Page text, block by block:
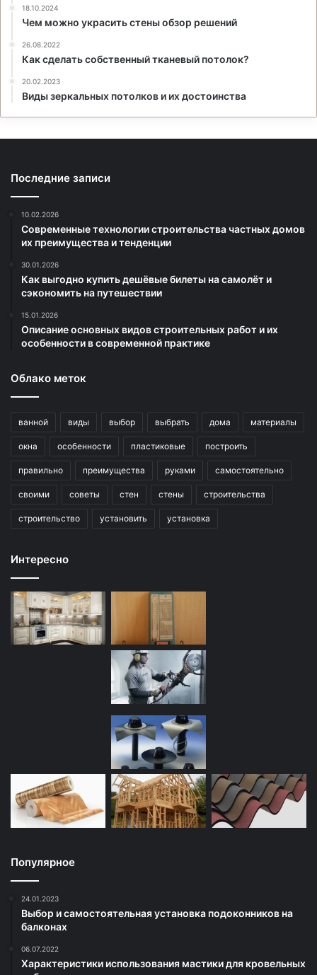
18.10.2024
Чем можно украсить стены обзор решений
26.08.2022
Как сделать собственный тканевый потолок?
20.02.2023
Виды зеркальных потолков и их достоинства
Последние записи
10.02.2026
Современные технологии строительства частных домов
их преимущества и тенденции
30.01.2026
Как выгодно купить дешёвые билеты на самолёт и
сэкономить на путешествии
15.01.2026
Описание основных видов строительных работ и их
особенности в современной практике
Облако меток
ванной виды выбор выбрать дома материалы
окна особенности пластиковые построить
правильно преимущества руками самостоятельно
своими советы стен стены строительства
строительство установить установка
Интересно
Популярное
24.01.2023
Выбор и самостоятельная установка подоконников на
балконах
06.07.2022
Характеристики использования мастики для кровельных